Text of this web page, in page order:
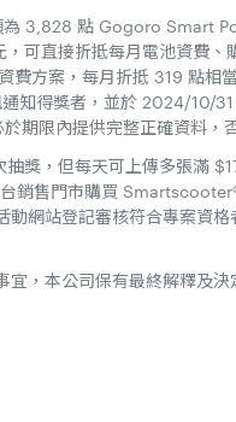
3,828 點 Gogoro Smart
可直接折抵每月電池資費、
方案，每月折抵 319 點相
知得獎者，並於 2024/10/
限內提供完整正確資料，
獎，但每天可上傳多張滿
售門市購買
動網站登記審核符合專案資
，本公司保有最終解釋及決